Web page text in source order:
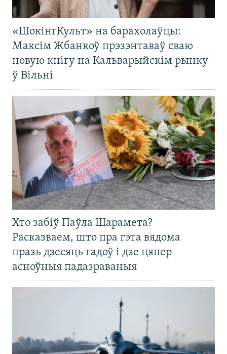
«ШокінгКульт» на барахолаўцы:
Максім Жбанкоў прэзэнтаваў сваю
новую кнігу на Кальварыйскім рынку
ў Вільні
Хто забіў Паўла Шарамета?
Расказваем, што пра гэта вядома
празь дзесяць гадоў і дзе цяпер
асноўныя падазраваныя